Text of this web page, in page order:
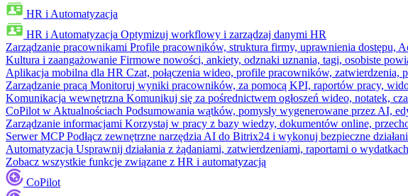
HR i Automatyzacja
HR i Automatyzacja Optymizuj workflowy i zarządzaj danymi HR
Zarządzanie pracownikami Profile pracowników, struktura firmy, uprawnienia dostępu,
Kultura i zaangażowanie Firmowe nowości, ankiety, odznaki uznania, tagi, osobiste
Aplikacja mobilna dla HR Czat, połączenia wideo, profile pracowników, zatwierdzenia,
Zarządzanie pracą Monitoruj wyniki pracowników, za pomocą KPI, raportów pracy,
Komunikacja wewnętrzna Komunikuj się za pośrednictwem ogłoszeń wideo, notatek,
CoPilot w Aktualnościach Podsumowania wątków, pomysły wygenerowane przez AI,
Zarządzanie informacjami Korzystaj w pracy z bazy wiedzy, dokumentów online,
Serwer MCP Podłącz zewnętrzne narzędzia AI do Bitrix24 i wykonuj bezpieczne
Automatyzacja Usprawnij działania z żądaniami, zatwierdzeniami, raportami o
Zobacz wszystkie funkcje związane z HR i automatyzacją
CoPilot